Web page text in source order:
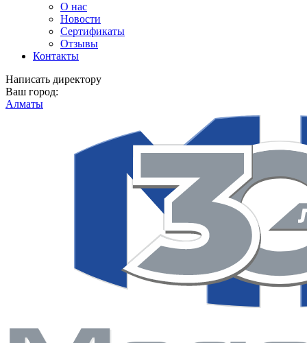
О нас
Новости
Сертификаты
Отзывы
Контакты
Написать директору
Ваш город:
Алматы